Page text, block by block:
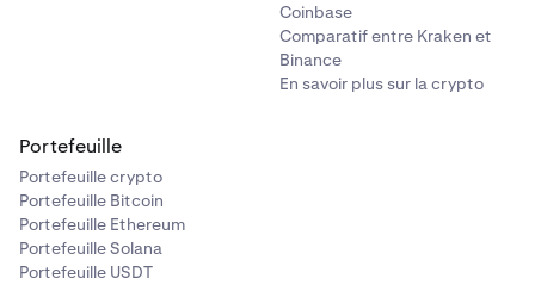
Coinbase
Comparatif entre Kraken et
Binance
En savoir plus sur la crypto
Portefeuille
Portefeuille crypto
Portefeuille Bitcoin
Portefeuille Ethereum
Portefeuille Solana
Portefeuille USDT